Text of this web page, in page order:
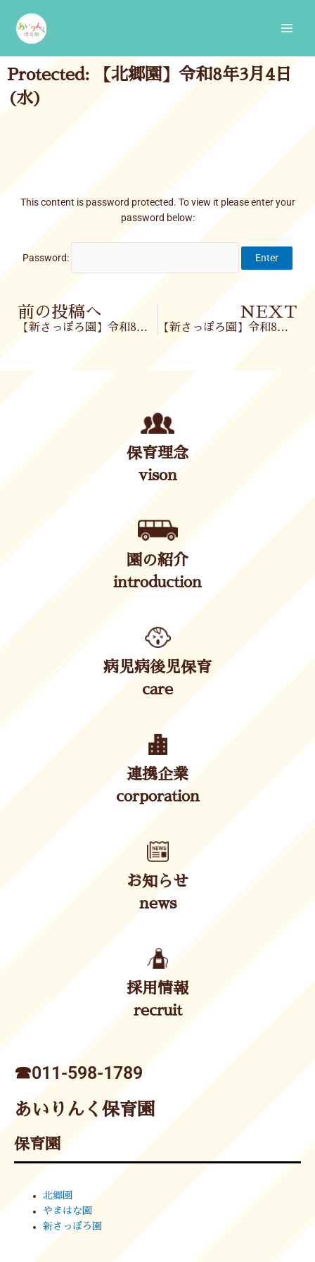
content
Protected: 【北郷園】令和8年3月4日
(水)
This content is password protected. To view it please enter your
password below:
Password:
Prev
前の投稿へ
【新さっぽろ園】令和8年3月3日(火)
NEXT
【新さっぽろ園】令和8年3月4日(水)
保育理念
vison
園の紹介
introduction
病児病後児保育
care
連携企業
corporation
お知らせ
news
採用情報
recruit
☎︎011-598-1789
あいりんく保育園
保育園
北郷園
やまはな園
新さっぽろ園